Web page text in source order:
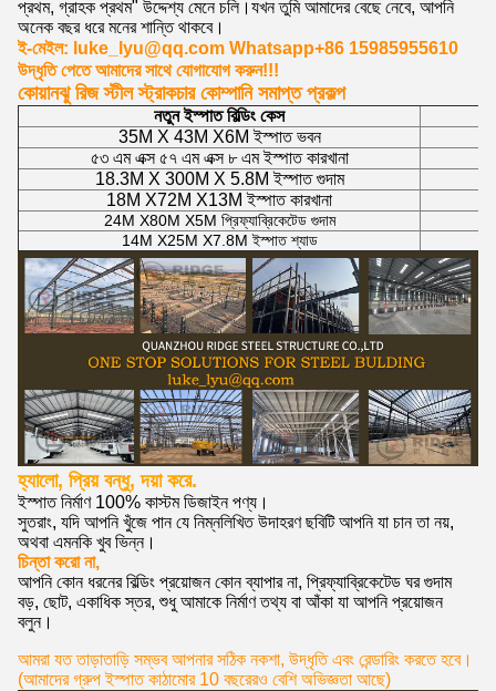
প্রথম, গ্রাহক প্রথম" উদ্দেশ্য মেনে চলি।যখন তুমি আমাদের বেছে নেবে, আপনি
অনেক বছর ধরে মনের শান্তি থাকবে।
ই-মেইল: luke_lyu@qq.com Whatsapp+86 15985955610
উদ্ধৃতি পেতে আমাদের সাথে যোগাযোগ করুন!!!
কোয়ানঝু রিজ স্টীল স্ট্রাকচার কোম্পানি সমাপ্ত প্রকল্প
নতুন ইস্পাত বিল্ডিং কেস
35M X 43M X6M ইস্পাত ভবন
৫৩ এম এক্স ৫৭ এম এক্স ৮ এম ইস্পাত কারখানা
18.3M X 300M X 5.8M ইস্পাত গুদাম
18M X72M X13M ইস্পাত কারখানা
24M X80M X5M প্রিফ্যাব্রিকেটেড গুদাম
14M X25M X7.8M ইস্পাত শ্যাড
হ্যালো, প্রিয় বন্ধু, দয়া করে.
ইস্পাত নির্মাণ 100% কাস্টম ডিজাইন পণ্য।
সুতরাং, যদি আপনি খুঁজে পান যে নিম্নলিখিত উদাহরণ ছবিটি আপনি যা চান তা নয়,
অথবা এমনকি খুব ভিন্ন।
চিন্তা করো না,
আপনি কোন ধরনের বিল্ডিং প্রয়োজন কোন ব্যাপার না, প্রিফ্যাব্রিকেটেড ঘর গুদাম
বড়, ছোট, একাধিক স্তর, শুধু আমাকে নির্মাণ তথ্য বা আঁকা যা আপনি প্রয়োজন
বলুন।
আমরা যত তাড়াতাড়ি সম্ভব আপনার সঠিক নকশা, উদ্ধৃতি এবং রেন্ডারিং করতে হবে।
(আমাদের গ্রুপ ইস্পাত কাঠামোর 10 বছরেরও বেশি অভিজ্ঞতা আছে)